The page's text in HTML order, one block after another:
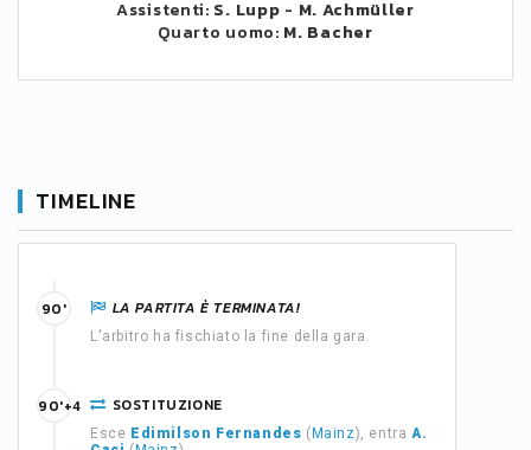
Assistenti: S. Lupp - M. Achmüller
Quarto uomo: M. Bacher
TIMELINE
LA PARTITA È TERMINATA!
L'arbitro ha fischiato la fine della gara.
90'
SOSTITUZIONE
Esce Edimilson Fernandes ( Mainz), entraA.
90'+4